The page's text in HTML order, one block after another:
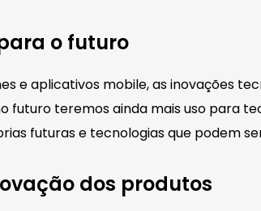
o futuro
e aplicativos mobile, as inovações
futuro teremos ainda mais uso para
futuras e tecnologias que podem
dos produtos